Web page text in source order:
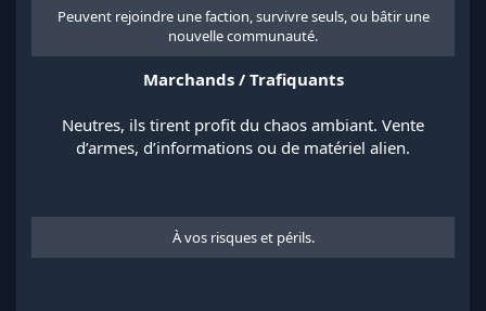
Peuvent rejoindre une faction, survivre seuls, ou bâtir une
nouvelle communauté.​
Marchands / Trafiquants
Neutres, ils tirent profit du chaos ambiant. Vente
d’armes, d’informations ou de matériel alien.
À vos risques et périls.​